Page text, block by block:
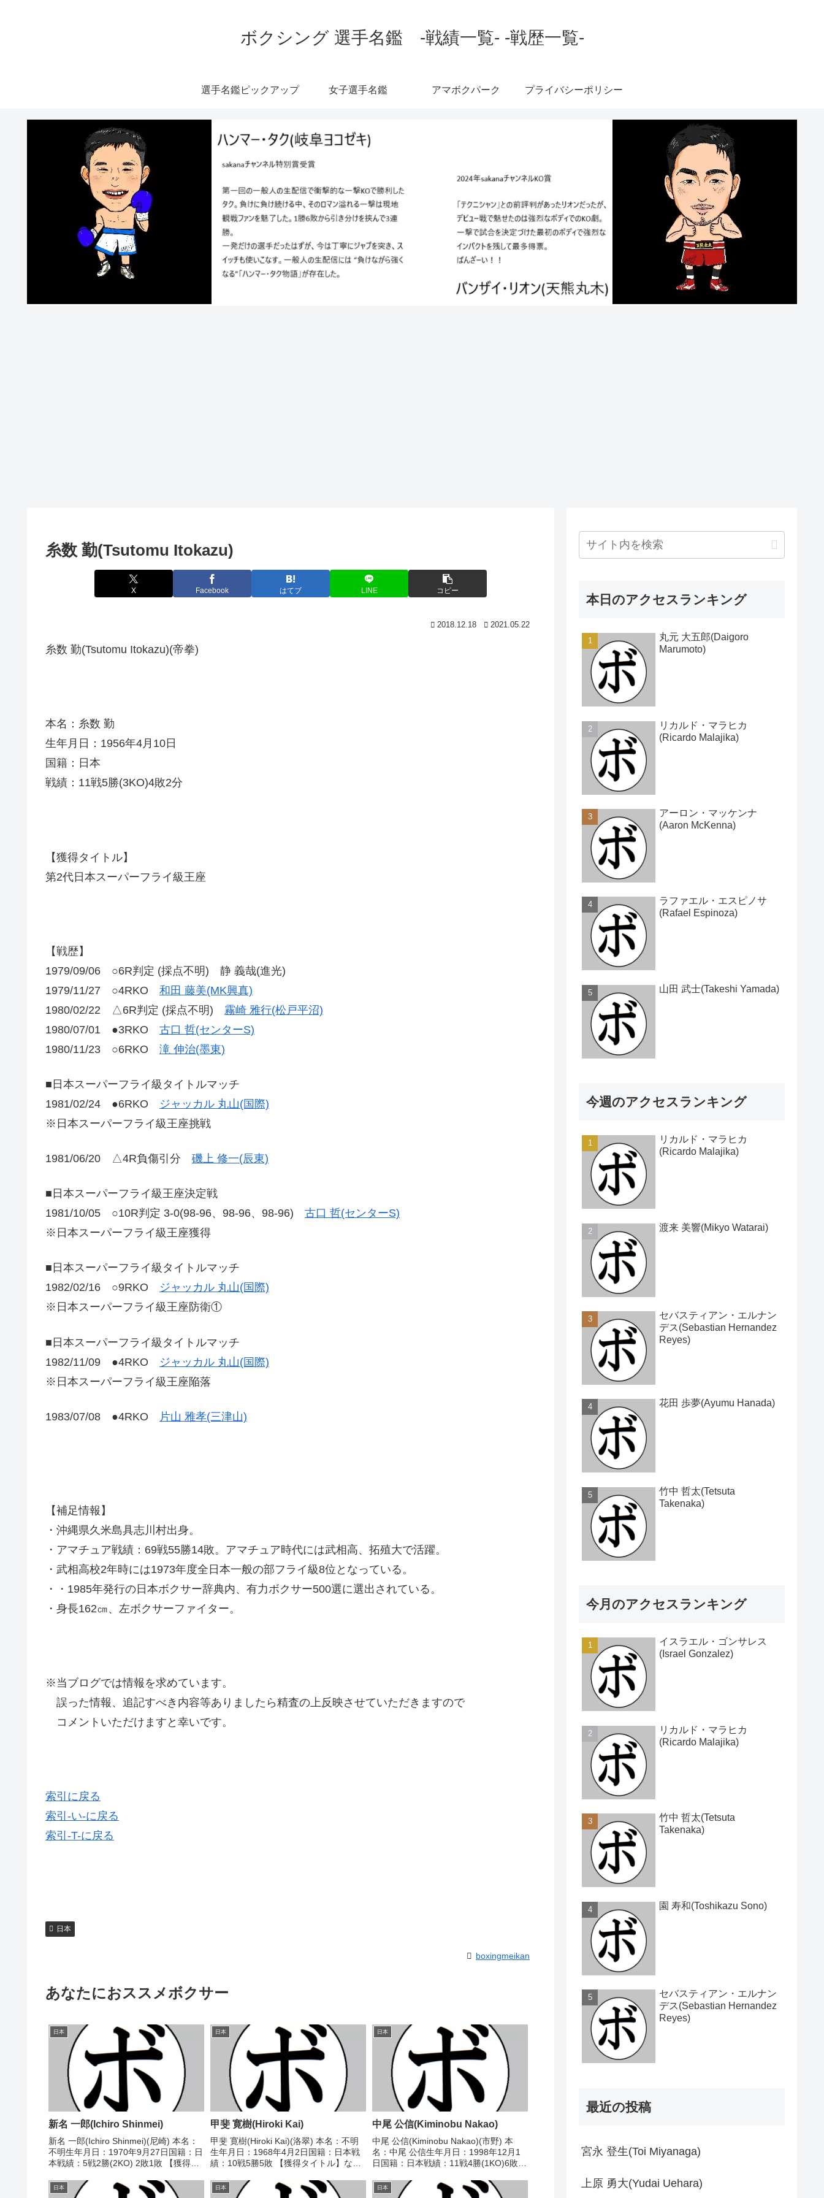
ボクシング 選手名鑑 -戦績一覧- -戦歴一覧-
選手名鑑ピックアップ 女子選手名鑑 アマボクパーク プライバシーポリシー
糸数 勤(Tsutomu Itokazu)
X Facebook はてブ LINE コピー
2018.12.18 2021.05.22
糸数 勤(Tsutomu Itokazu)(帝拳)
本名：糸数 勤
生年月日：1956年4月10日
国籍：日本
戦績：11戦5勝(3KO)4敗2分
【獲得タイトル】
第2代日本スーパーフライ級王座
【戦歴】
1979/09/06 ○6R判定 (採点不明) 静 義哉(進光)
1979/11/27 ○4RKO 和田 藤美(MK興真)
1980/02/22 △6R判定 (採点不明) 霧崎 雅行(松戸平沼)
1980/07/01 ●3RKO 古口 哲(センターS)
1980/11/23 ○6RKO 滝 伸治(墨東)
■日本スーパーフライ級タイトルマッチ
1981/02/24 ●6RKO ジャッカル 丸山(国際)
※日本スーパーフライ級王座挑戦
1981/06/20 △4R負傷引分 磯上 修一(辰東)
■日本スーパーフライ級王座決定戦
1981/10/05 ○10R判定 3-0(98-96、98-96、98-96) 古口 哲(センターS)
※日本スーパーフライ級王座獲得
■日本スーパーフライ級タイトルマッチ
1982/02/16 ○9RKO ジャッカル 丸山(国際)
※日本スーパーフライ級王座防衛①
■日本スーパーフライ級タイトルマッチ
1982/11/09 ●4RKO ジャッカル 丸山(国際)
※日本スーパーフライ級王座陥落
1983/07/08 ●4RKO 片山 雅孝(三津山)
【補足情報】
・沖縄県久米島具志川村出身。
・アマチュア戦績：69戦55勝14敗。アマチュア時代には武相高、拓殖大で活躍。
・武相高校2年時には1973年度全日本一般の部フライ級8位となっている。
・・1985年発行の日本ボクサー辞典内、有力ボクサー500選に選出されている。
・身長162㎝、左ボクサーファイター。
※当ブログでは情報を求めています。
誤った情報、追記すべき内容等ありましたら精査の上反映させていただきますので
コメントいただけますと幸いです。
索引に戻る
索引-い-に戻る
索引-T-に戻る
日本
boxingmeikan
あなたにおススメボクサー
日本
新名 一郎(Ichiro Shinmei)
新名 一郎(Ichiro Shinmei)(尼崎) 本名：
不明生年月日：1970年9月27日国籍：日
本戦績：5戦2勝(2KO) 2敗1敗 【獲得タ
●4R判定 (採点不明) 枦山 敏幸(タイ
日本
甲斐 寛樹(Hiroki Kai)
甲斐 寛樹(Hiroki Kai)(洛翠) 本名：不明
生年月日：1968年4月2日国籍：日本戦
績：10戦5勝5敗 【獲得タイトル】な
不明) 西出 啓介(陽光アダ
日本
中尾 公信(Kiminobu Nakao)
中尾 公信(Kiminobu Nakao)(市野) 本
名：中尾 公信生年月日：1998年12月1
日国籍：日本戦績：11戦4勝(1KO)6敗1
イト級新人王 【戦歴】2021/06/20
日本 日本 日本
本日のアクセスランキング
丸元 大五郎(Daigoro
Marumoto)
リカルド・マラヒカ
(Ricardo Malajika)
アーロン・マッケンナ
(Aaron McKenna)
ラファエル・エスピノサ
(Rafael Espinoza)
山田 武士(Takeshi Yamada)
今週のアクセスランキング
リカルド・マラヒカ
(Ricardo Malajika)
渡来 美響(Mikyo Watarai)
セバスティアン・エルナン
デス(Sebastian Hernandez
Reyes)
花田 歩夢(Ayumu Hanada)
竹中 哲太(Tetsuta
Takenaka)
今月のアクセスランキング
イスラエル・ゴンサレス
(Israel Gonzalez)
リカルド・マラヒカ
(Ricardo Malajika)
竹中 哲太(Tetsuta
Takenaka)
園 寿和(Toshikazu Sono)
セバスティアン・エルナン
デス(Sebastian Hernandez
Reyes)
最近の投稿
宮永 登生(Toi Miyanaga)
上原 勇大(Yudai Uehara)